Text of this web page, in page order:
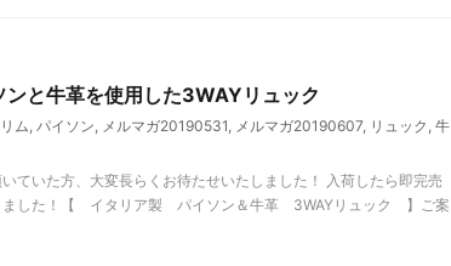
ンと牛革を使用した3WAYリュック
ム, パイソン, メルマガ20190531, メルマガ20190607, リュック , 牛
ていた方、大変長らくお待たせいたしました！ 入荷したら即完売
ました！【 イタリア製 パイソン＆牛革 3WAYリュック 】ご案